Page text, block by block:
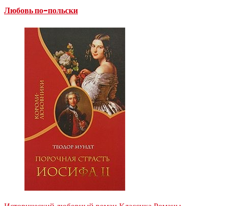
Любовь по-польски